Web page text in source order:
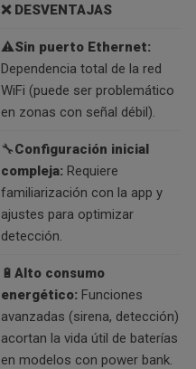
❌ DESVENTAJAS
⚠️Sin puerto Ethernet:
Dependencia total de la red
WiFi (puede ser problemático
en zonas con señal débil).
🔧Configuración inicial
compleja: Requiere
familiarización con la app y
ajustes para optimizar
detección.
🔋 Alto consumo
energético: Funciones
avanzadas (sirena, detección)
acortan la vida útil de baterías
en modelos con power bank.